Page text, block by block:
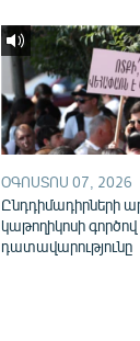
ՕԳՈՍՏՈՍ 07, 2026
Ընդդիմադիրների
կաթողիկոսի գործով
դատավարությունը